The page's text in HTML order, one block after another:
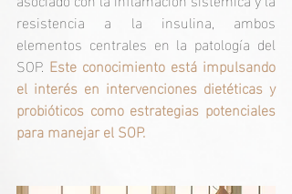
resistencia a la insulina, ambos
elementos centrales en la patología del
SOP. Este conocimiento está impulsando
el interés en intervenciones dietéticas y
probióticos como estrategias potenciales
para manejar el SOP.